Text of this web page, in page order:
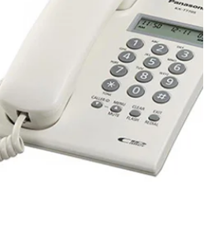
تلفن رومیزی پاناسونیک مدل KX-TSC62